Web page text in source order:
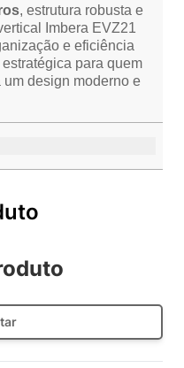
, estrutura robusta e
Imbera EVZ21
e eficiência
para quem
design moderno e